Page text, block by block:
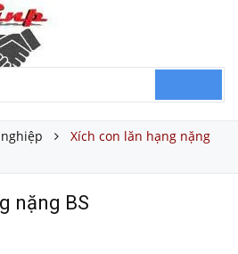
Xích con lăn hạng nặng
nặng BS